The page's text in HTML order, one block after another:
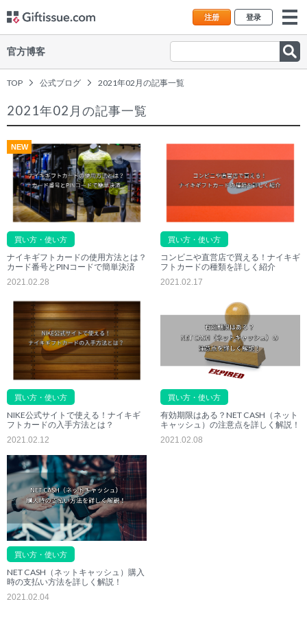
注册 登录
官方博客
TOP 公式ブログ 2021年02月の記事一覧
2021年02月の記事一覧
NEW
買い方・使い方
ナイキギフトカードの使用方法とは？
カード番号とPINコードで簡単決済
2021.02.28
買い方・使い方
コンビニや直営店で買える！ナイキギ
フトカードの種類を詳しく紹介
2021.02.17
買い方・使い方
NIKE公式サイトで使える！ナイキギ
フトカードの入手方法とは？
2021.02.12
買い方・使い方
有効期限はある？NET CASH（ネット
キャッシュ）の注意点を詳しく解説！
2021.02.08
買い方・使い方
NET CASH（ネットキャッシュ）購入
時の支払い方法を詳しく解説！
2021.02.04